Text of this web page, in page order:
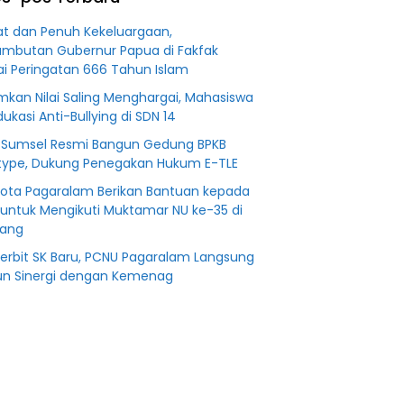
Fiktif
M PT
Fiktifkan
Lahan Petani
Plasma Desa
Aringin
dan Penuh Kekeluargaan,
Gubernur Papua di Fakfak
Peringatan 666 Tahun Islam
Nilai Saling Menghargai, Mahasiswa
Anti-Bullying di SDN 14
Resmi Bangun Gedung BPKB
Dukung Penegakan Hukum E-TLE
Pagaralam Berikan Bantuan kepada
untuk Mengikuti Muktamar NU ke-35 di
SK Baru, PCNU Pagaralam Langsung
Sinergi dengan Kemenag